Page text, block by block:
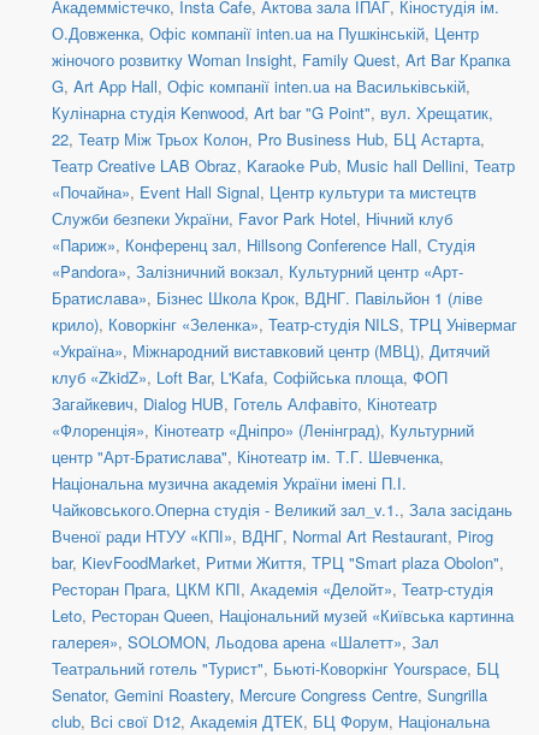
Академмістечко, Insta Cafe, Актова зала ІПАГ, Кіностудія ім.
О.Довженка, Офіс компанії inten.ua на Пушкінській, Центр
жіночого розвитку Woman Insight, Family Quest, Art Bar Крапка
G, Art App Hall, Офіс компанії inten.ua на Васильківській,
Кулінарна студія Kenwood, Art bar "G Point", вул. Хрещатик,
22, Театр Між Трьох Колон, Pro Business Hub, БЦ Астарта,
Театр Creative LAB Obraz, Karaoke Pub, Music hall Dellini, Театр
«Почайна», Event Hall Signal, Центр культури та мистецтв
Служби безпеки України, Favor Park Hotel, Нічний клуб
«Париж», Конференц зал, Hillsong Conference Hall, Студія
«Pandora», Залізничний вокзал, Культурний центр «Арт-
Братислава», Бізнес Школа Крок, ВДНГ. Павільйон 1 (ліве
крило), Коворкінг «Зеленка», Театр-студія NILS, ТРЦ Універмаг
«Україна», Міжнародний виставковий центр (МВЦ), Дитячий
клуб «ZkidZ», Loft Bar, L'Kafa, Софійська площа, ФОП
Загайкевич, Dialog HUB, Готель Алфавіто, Кінотеатр
«Флоренція», Кінотеатр «Дніпро» (Ленінград), Культурний
центр "Арт-Братислава", Кінотеатр ім. Т.Г. Шевченка,
Національна музична академія України імені П.І.
Чайковського.Оперна студія - Великий зал_v.1., Зала засідань
Вченої ради НТУУ «КПІ», ВДНГ, Normal Art Restaurant, Pirog
bar, KievFoodMarket, Ритми Життя, ТРЦ "Smart plaza Obolon",
Ресторан Прага, ЦКМ КПІ, Академія «Делойт», Театр-студія
Leto, Ресторан Queen, Національний музей «Київська картинна
галерея», SOLOMON, Льодова арена «Шалетт», Зал
Театральний готель "Турист", Бьюті-Коворкінг Yourspace, БЦ
Senator, Gemini Roastery, Mercure Congress Centre, Sungrilla
club, Всі свої D12, Академія ДТЕК, БЦ Форум, Національна